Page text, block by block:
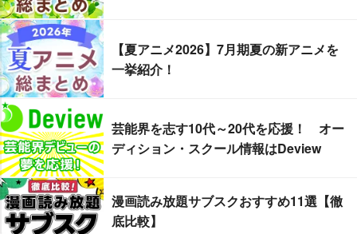
【夏アニメ2026】7月期夏の新アニメを
一挙紹介！
芸能界を志す10代～20代を応援！ オー
ディション・スクール情報はDeview
漫画読み放題サブスクおすすめ11選【徹
底比較】